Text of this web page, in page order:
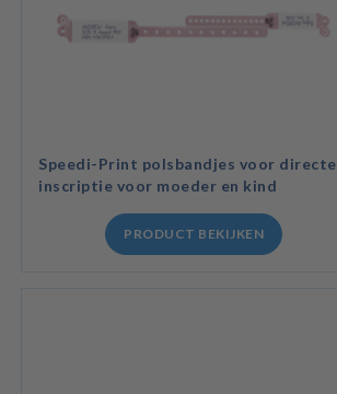
Speedi-Print polsbandjes voor directe
inscriptie voor moeder en kind
PRODUCT BEKIJKEN